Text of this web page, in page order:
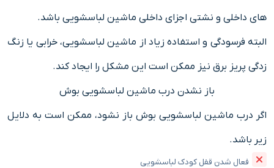
های داخلی و نشتی اجزای داخلی ماشین لباسشویی باشد.
البته فرسودگی و استفاده زیاد از ماشین لباسشویی، خرابی یا زنگ
زدگی پریز برق نیز ممکن است این مشکل را ایجاد کند.
باز نشدن درب ماشین لباسشویی بوش
اگر درب ماشین لباسشویی بوش باز نشود، ممکن است به دلایل
زیر باشد.
فعال شدن قفل کودک لباسشویی